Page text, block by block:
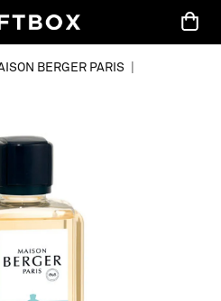
BERGER PARIS